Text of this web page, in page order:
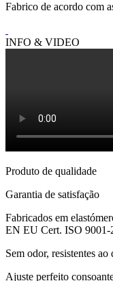
Fabrico de acordo com
INFO & VIDEO
Produto de qualidade
Garantia de satisfação
Fabricados em
EN EU Cert. ISO 9001-
Sem odor, resistentes
Ajuste perfeito